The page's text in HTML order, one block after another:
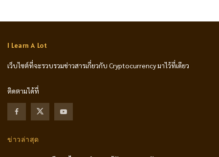
I Learn A Lot
เว็บไซต์ที่จะรวบรวมข่าวสารเกี่ยวกับ Cryptocurrency มาไว้ที่เดียว
ติดตามได้ที่
ข่าวล่าสุด